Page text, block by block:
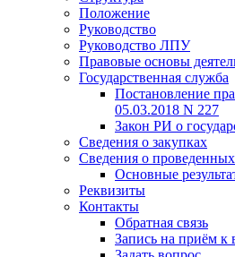
Положение
Руководство
Руководство ЛПУ
Правовые основы
Государственная служба
Постановление
05.03.2018 N 227
Закон РИ о
Сведения о закупках
Сведения о
Основные
Реквизиты
Контакты
Обратная связь
Запись на приём к